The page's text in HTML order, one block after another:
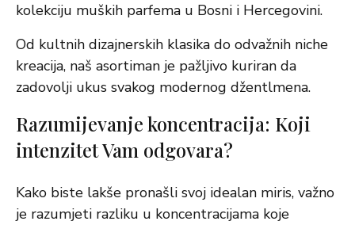
kolekciju muških parfema u Bosni i Hercegovini.
Od kultnih dizajnerskih klasika do odvažnih niche
kreacija, naš asortiman je pažljivo kuriran da
zadovolji ukus svakog modernog džentlmena.
Razumijevanje koncentracija: Koji
intenzitet Vam odgovara?
Kako biste lakše pronašli svoj idealan miris, važno
je razumjeti razliku u koncentracijama koje